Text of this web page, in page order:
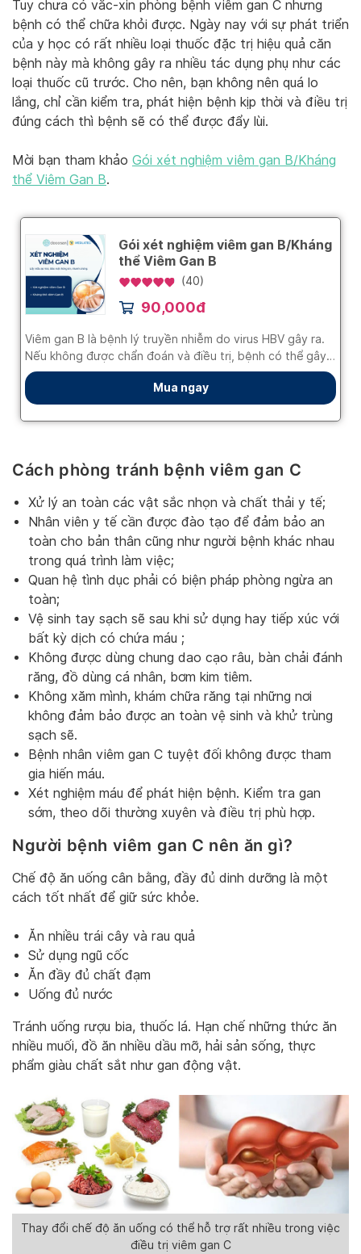
Tuy chưa có vắc-xin phòng bệnh viêm gan C nhưng
bệnh có thể chữa khỏi được. Ngày nay với sự phát triển
của y học có rất nhiều loại thuốc đặc trị hiệu quả căn
bệnh này mà không gây ra nhiều tác dụng phụ như các
loại thuốc cũ trước. Cho nên, bạn không nên quá lo
lắng, chỉ cần kiểm tra, phát hiện bệnh kịp thời và điều trị
đúng cách thì bệnh sẽ có thể được đẩy lùi.
Mời bạn tham khảo Gói xét nghiệm viêm gan B/Kháng
thể Viêm Gan B.
Cách phòng tránh bệnh viêm gan C
Xử lý an toàn các vật sắc nhọn và chất thải y tế;
Nhân viên y tế cần được đào tạo để đảm bảo an
toàn cho bản thân cũng như người bệnh khác nhau
trong quá trình làm việc;
Quan hệ tình dục phải có biện pháp phòng ngừa an
toàn;
Vệ sinh tay sạch sẽ sau khi sử dụng hay tiếp xúc với
bất kỳ dịch có chứa máu ;
Không được dùng chung dao cạo râu, bàn chải đánh
răng, đồ dùng cá nhân, bơm kim tiêm.
Không xăm mình, khám chữa răng tại những nơi
không đảm bảo được an toàn vệ sinh và khử trùng
sạch sẽ.
Bệnh nhân viêm gan C tuyệt đối không được tham
gia hiến máu.
Xét nghiệm máu để phát hiện bệnh. Kiểm tra gan
sớm, theo dõi thường xuyên và điều trị phù hợp.
Người bệnh viêm gan C nên ăn gì?
Chế độ ăn uống cân bằng, đầy đủ dinh dưỡng là một
cách tốt nhất để giữ sức khỏe.
Ăn nhiều trái cây và rau quả
Sử dụng ngũ cốc
Ăn đầy đủ chất đạm
Uống đủ nước
Tránh uống rượu bia, thuốc lá. Hạn chế những thức ăn
nhiều muối, đồ ăn nhiều dầu mỡ, hải sản sống, thực
phẩm giàu chất sắt như gan động vật.
Thay đổi chế độ ăn uống có thể hỗ trợ rất nhiều trong việc
điều trị viêm gan C